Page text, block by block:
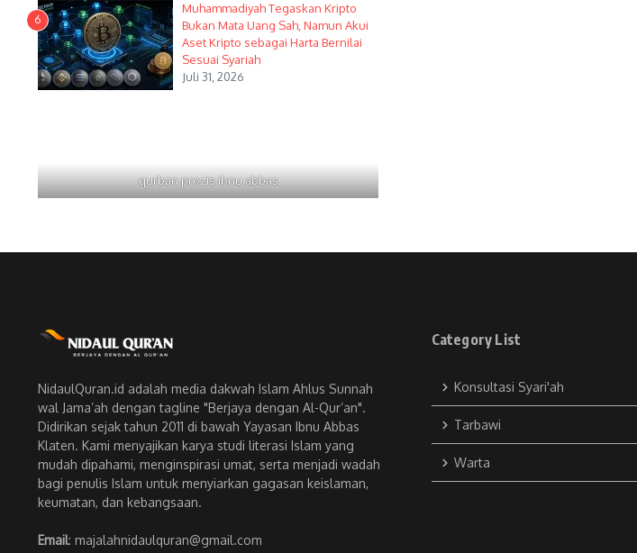
6
Muhammadiyah Tegaskan Kripto
Bukan Mata Uang Sah, Namun Akui
Aset Kripto sebagai Harta Bernilai
Sesuai Syariah
Juli 31, 2026
qurban prozis ibnu abbas
NidaulQuran.id adalah media dakwah Islam Ahlus Sunnah
wal Jama’ah dengan tagline "Berjaya dengan Al-Qur’an".
Didirikan sejak tahun 2011 di bawah Yayasan Ibnu Abbas
Klaten. Kami menyajikan karya studi literasi Islam yang
mudah dipahami, menginspirasi umat, serta menjadi wadah
bagi penulis Islam untuk menyiarkan gagasan keislaman,
keumatan, dan kebangsaan.
Email: majalahnidaulquran@gmail.com
Category List
Konsultasi Syari'ah
Tarbawi
Warta